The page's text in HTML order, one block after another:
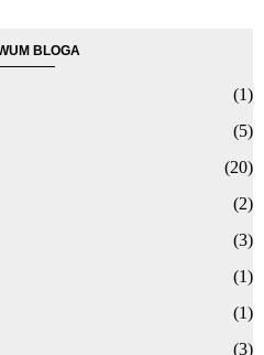
BLOGA
(1)
(5)
(20)
(2)
(3)
(1)
(1)
(3)